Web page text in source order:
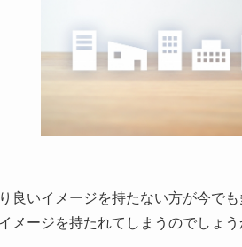
良いイメージを持たない方が今でも
メージを持たれてしまうのでしょう